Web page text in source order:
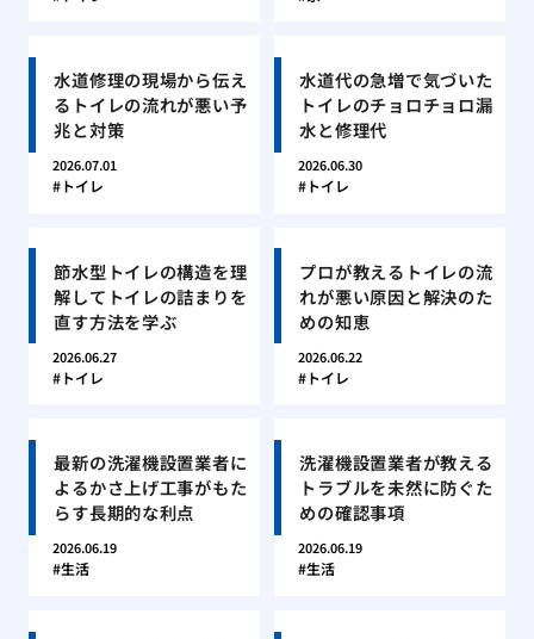
水道修理の現場から伝え
るトイレの流れが悪い予
兆と対策
2026.07.01
トイレ
水道代の急増で気づいた
トイレのチョロチョロ漏
水と修理代
2026.06.30
トイレ
節水型トイレの構造を理
解してトイレの詰まりを
直す方法を学ぶ
2026.06.27
トイレ
プロが教えるトイレの流
れが悪い原因と解決のた
めの知恵
2026.06.22
トイレ
最新の洗濯機設置業者に
よるかさ上げ工事がもた
らす長期的な利点
2026.06.19
生活
洗濯機設置業者が教える
トラブルを未然に防ぐた
めの確認事項
2026.06.19
生活